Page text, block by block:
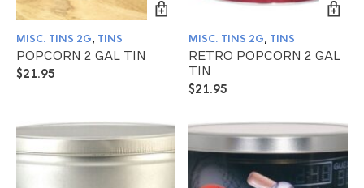
MISC. TINS 2G, TINS
POPCORN 2 GAL TIN
$21.95
MISC. TINS 2G, TINS
RETRO POPCORN 2 GAL
TIN
$21.95